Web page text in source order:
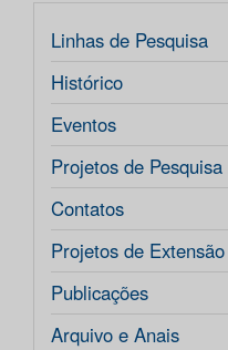
Linhas de Pesquisa
Histórico
Eventos
Projetos de Pesquisa
Contatos
Projetos de Extensão
Publicações
Arquivo e Anais